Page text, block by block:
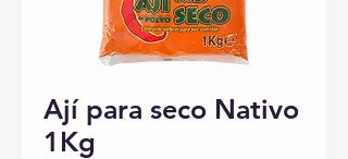
Ají para seco Nativo
1Kg